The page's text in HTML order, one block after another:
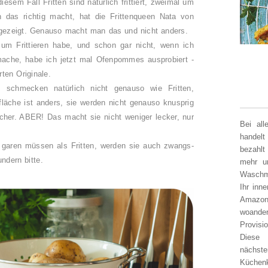
Fall Fritten sind natürlich frittiert, zweimal um
das richtig macht, hat die Frittenqueen Nata von
Genauso macht man das und nicht anders.
Frittieren habe, und schon gar nicht, wenn ich
habe ich jetzt mal Ofenpommes ausprobiert -
Originale.
schmecken natürlich nicht genauso wie Fritten,
ist anders, sie werden nicht genauso knusprig
ABER! Das macht sie nicht weniger lecker, nur
müssen als Fritten, werden sie auch zwangs-
bitte.
Bei
mehr
Ihr
Diese